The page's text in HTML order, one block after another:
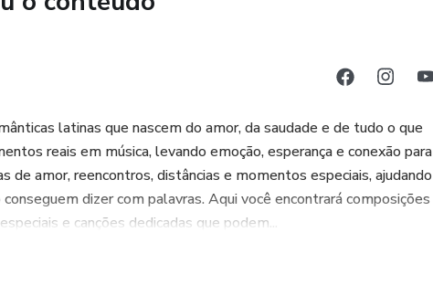
latinas que nascem do amor, da saudade e de tudo o que
reais em música, levando emoção, esperança e conexão para
de amor, reencontros, distâncias e momentos especiais, ajudando
dizer com palavras. Aqui você encontrará composições
e canções dedicadas que podem...